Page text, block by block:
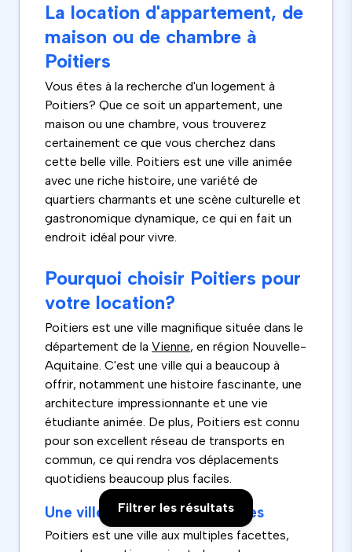
Filtrer les résultats
La location d'appartement, de
maison ou de chambre à
Poitiers
Vous êtes à la recherche d'un logement à
Poitiers? Que ce soit un appartement, une
maison ou une chambre, vous trouverez
certainement ce que vous cherchez dans
cette belle ville. Poitiers est une ville animée
avec une riche histoire, une variété de
quartiers charmants et une scène culturelle et
gastronomique dynamique, ce qui en fait un
endroit idéal pour vivre.
Pourquoi choisir Poitiers pour
votre location?
Poitiers est une ville magnifique située dans le
département de la Vienne, en région Nouvelle-
Aquitaine. C'est une ville qui a beaucoup à
offrir, notamment une histoire fascinante, une
architecture impressionnante et une vie
étudiante animée. De plus, Poitiers est connu
pour son excellent réseau de transports en
commun, ce qui rendra vos déplacements
quotidiens beaucoup plus faciles.
Une ville aux multiples facettes
Poitiers est une ville aux multiples facettes,